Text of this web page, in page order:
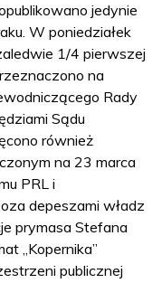
jedynie
W poniedziałek
1/4 pierwszej
na
Rady
Sądu
również
na 23 marca
PRL i
depeszami władz
prymasa Stefana
„Kopernika”
publicznej